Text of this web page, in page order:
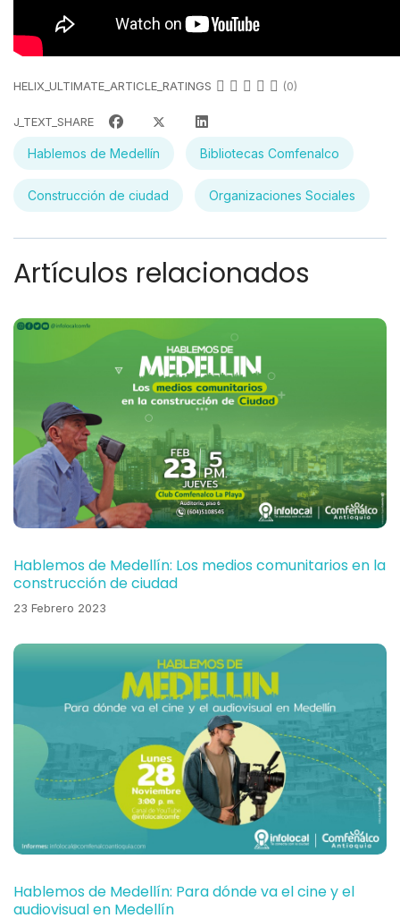
HELIX_ULTIMATE_ARTICLE_RATINGS (0)
J_TEXT_SHARE
Hablemos de Medellín Bibliotecas Comfenalco
Construcción de ciudad Organizaciones Sociales
Artículos relacionados
Hablemos de Medellín: Los medios comunitarios en la
construcción de ciudad
23 Febrero 2023
Hablemos de Medellín: Para dónde va el cine y el
audiovisual en Medellín